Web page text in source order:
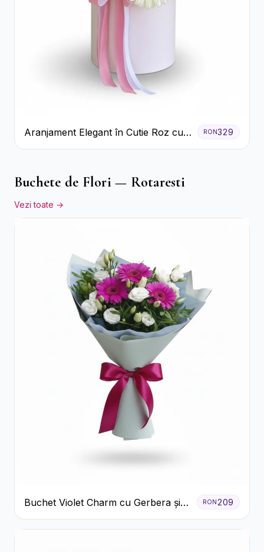
Aranjament Elegant în Cutie Roz cu
Trandafiri și Gerbera
RON329
Buchete de Flori — Rotaresti
Vezi toate →
Buchet Violet Charm cu Gerbera și
Lisianthus Alb
RON209